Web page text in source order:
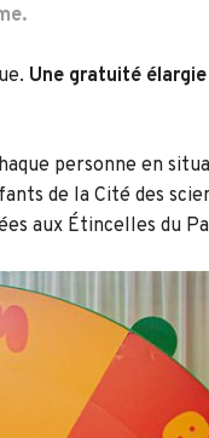
Une gratuité
personne en
de la Cité des
aux Étincelles du